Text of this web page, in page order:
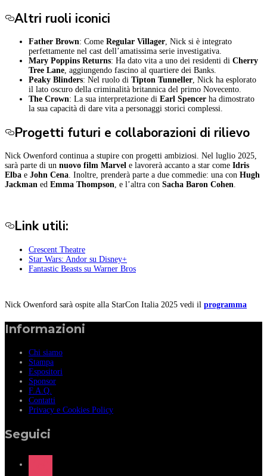
Altri ruoli iconici
Father Brown: Come Regular Villager, Nick si è integrato
perfettamente nel cast dell’amatissima serie investigativa.
Mary Poppins Returns: Ha dato vita a uno dei residenti di Cherry
Tree Lane, aggiungendo fascino al quartiere dei Banks.
Peaky Blinders: Nel ruolo di Tipton Tunneller, Nick ha esplorato
il lato oscuro della criminalità britannica del primo Novecento.
The Crown: La sua interpretazione di Earl Spencer ha dimostrato
la sua capacità di dare vita a personaggi storici complessi.
Progetti futuri e collaborazioni di rilievo
Nick Owenford continua a stupire con progetti ambiziosi. Nel luglio 2025,
sarà parte di un nuovo film Marvel e lavorerà accanto a star come Idris
Elba e John Cena. Inoltre, prenderà parte a due commedie: una con Hugh
Jackman ed Emma Thompson, e l’altra con Sacha Baron Cohen.
Link utili:
Crescent Theatre
Star Wars: Andor su Disney+
Fantastic Beasts su Warner Bros
Nick Owenford sarà ospite alla StarCon Italia 2025 vedi il programma
Informazioni
Chi siamo
Stampa
Espositori
Sponsor
F.A.Q.
Contatti
Privacy e Cookies Policy
Seguici
instagram